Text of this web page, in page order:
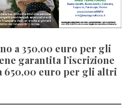
a 350,00 euro per gli
garantita l’iscrizione
650,00 euro per gli altri